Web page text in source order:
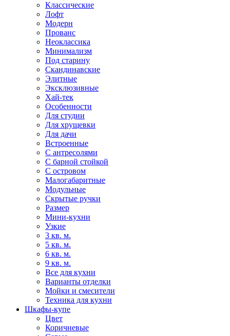
Классические
Лофт
Модерн
Прованс
Неоклассика
Минимализм
Под старину
Скандинавские
Элитные
Эксклюзивные
Хай-тек
Особенности
Для студии
Для хрущевки
Для дачи
Встроенные
С антресолями
С барной стойкой
С островом
Малогабаритные
Модульные
Скрытые ручки
Размер
Мини-кухни
Узкие
3 кв. м.
5 кв. м.
6 кв. м.
9 кв. м.
Все для кухни
Варианты отделки
Мойки и смесители
Техника для кухни
Шкафы-купе
Цвет
Коричневые